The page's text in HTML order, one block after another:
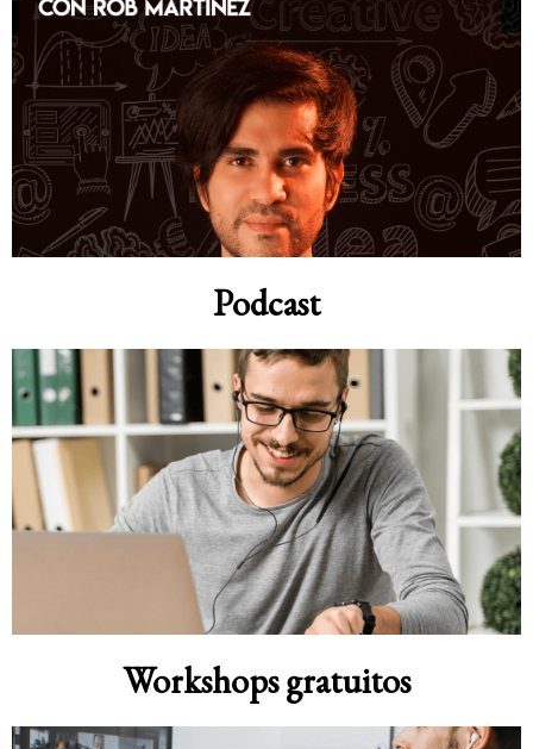
Podcast
Workshops gratuitos